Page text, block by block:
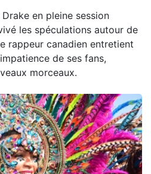
en pleine session
les spéculations autour de
rappeur canadien entretient
de ses fans,
morceaux.